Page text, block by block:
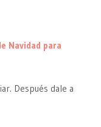
Navidad para
Después dale a